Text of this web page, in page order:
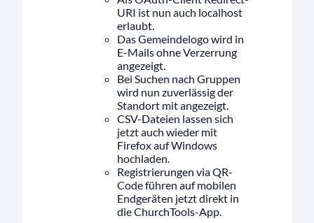
URI ist nun auch localhost
erlaubt.
Das Gemeindelogo wird in
E-Mails ohne Verzerrung
angezeigt.
Bei Suchen nach Gruppen
wird nun zuverlässig der
Standort mit angezeigt.
CSV-Dateien lassen sich
jetzt auch wieder mit
Firefox auf Windows
hochladen.
Registrierungen via QR-
Code führen auf mobilen
Endgeräten jetzt direkt in
die ChurchTools-App.